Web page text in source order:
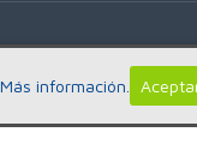
Más información.